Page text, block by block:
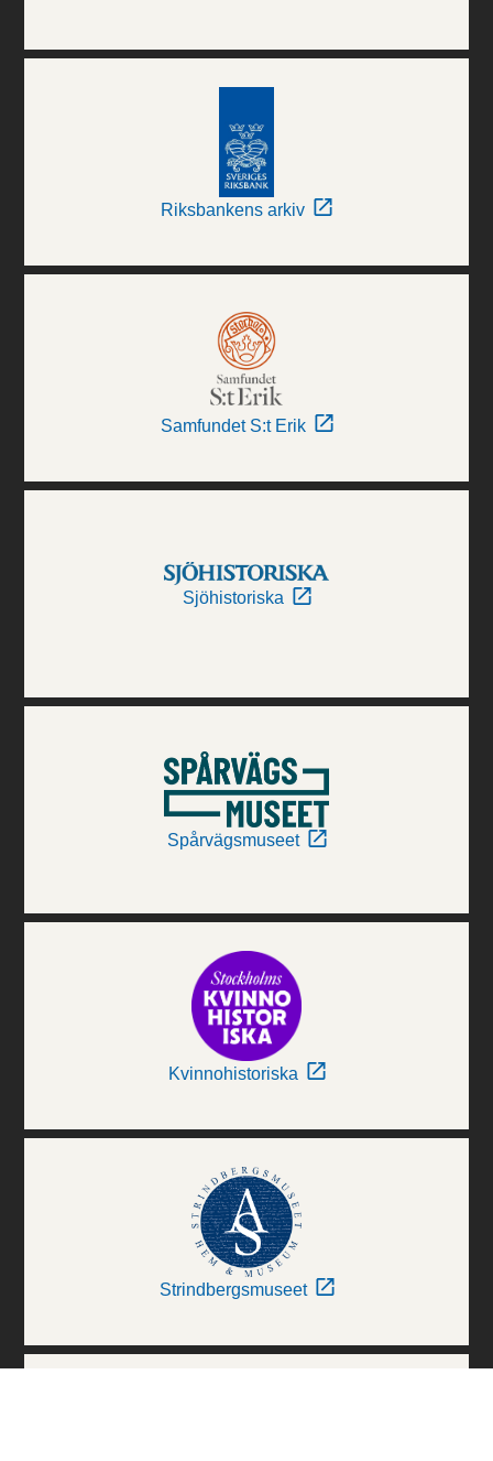
Riksbankens arkiv
Samfundet S:t Erik
Sjöhistoriska
Spårvägsmuseet
Kvinnohistoriska
Strindbergsmuseet